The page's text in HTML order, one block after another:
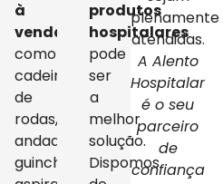
à
venda
como
cadeiras
de
rodas,
andadores,
guinchos,
produtos
hospitalares
pode
ser
a
melhor
solução.
Dispomos
plenamente
atendidas.
A Alento
Hospitalar
é o seu
parceiro
de
confiança